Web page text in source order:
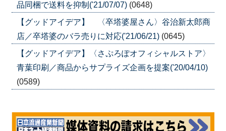
品同梱で送料を抑制('21/07/07) (0648)
【グッドアイデア】 〈卒塔婆屋さん〉谷治新太郎商
店／卒塔婆のバラ売りに対応('21/06/21) (0645)
【グッドアイデア】〈さぷろぽオフィシャルストア〉
青葉印刷／商品からサプライズ企画を提案('20/04/10)
(0589)